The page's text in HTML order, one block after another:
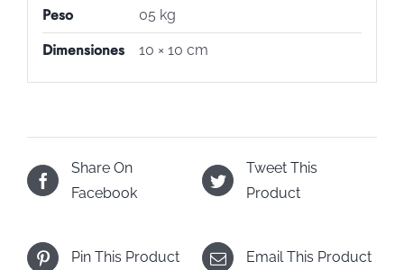
Peso 05 kg
Dimensiones 10 × 10 cm
Share On
Facebook
Tweet This
Product
Pin This Product Email This Product